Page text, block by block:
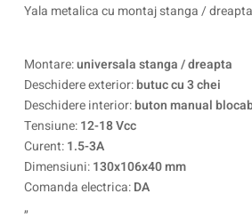
Yala metalica cu montaj stanga /
Montare:universala stanga / dreapta
Deschidere exterior:butuc cu 3 chei
Deschidere interior:buton manual
Tensiune:12-18 Vcc
Curent:1.5-3A
Dimensiuni:130x106x40 mm
Comanda electrica:DA
„